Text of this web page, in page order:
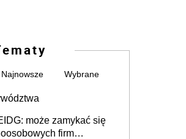
Najnowsze Wybrane
może zamykać się
firm